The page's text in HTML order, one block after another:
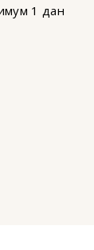
1 дан